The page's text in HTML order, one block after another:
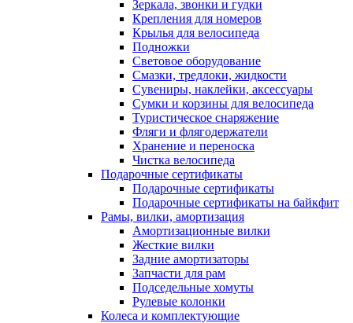
Зеркала, звонки и гудки
Крепления для номеров
Крылья для велосипеда
Подножки
Световое оборудование
Смазки, тредлоки, жидкости
Сувениры, наклейки, аксессуары
Сумки и корзины для велосипеда
Туристическое снаряжение
Фляги и флягодержатели
Хранение и переноска
Чистка велосипеда
Подарочные сертификаты
Подарочные сертификаты
Подарочные сертификаты на байкфит
Рамы, вилки, амортизация
Амортизационные вилки
Жесткие вилки
Задние амортизаторы
Запчасти для рам
Подседельные хомуты
Рулевые колонки
Колеса и комплектующие